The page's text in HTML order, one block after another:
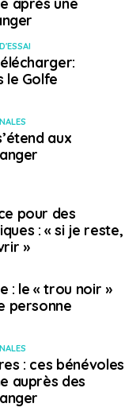
jeunes au profit de
dans ces
pour les
comme
sont
ni possibilité
de
européens»
le Golfe
aux
pour des
: « si je reste,
»
: le « trou noir »
personne
: ces bénévoles
auprès des